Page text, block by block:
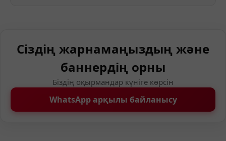
Сіздің жарнамаңыздың және
баннердің орны
Біздің оқырмандар күніге көрсін
WhatsApp арқылы байланысу